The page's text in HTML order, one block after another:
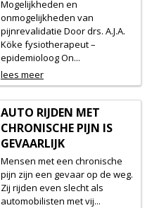
Mogelijkheden en
onmogelijkheden van
pijnrevalidatie Door drs. A.J.A.
Köke fysiotherapeut –
epidemioloog On...
lees meer
AUTO RIJDEN MET
CHRONISCHE PIJN IS
GEVAARLIJK
Mensen met een chronische
pijn zijn een gevaar op de weg.
Zij rijden even slecht als
automobilisten met vij...